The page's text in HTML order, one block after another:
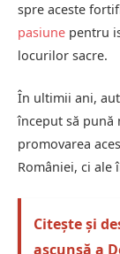
spre aceste
pasiune pentru
locurilor sacre.
În ultimii ani,
început să pună
promovarea
României, ci
Citește și
ascunsă a